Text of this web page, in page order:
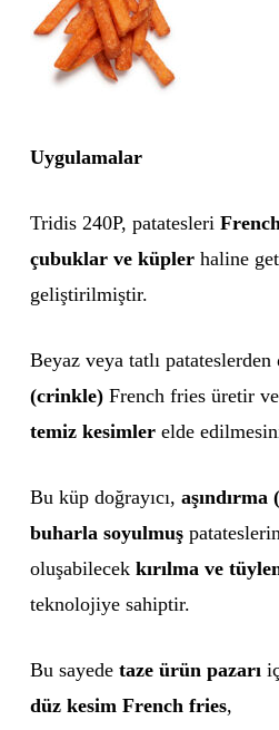
Uygulamalar
Tridis 240P, patatesleri
çubuklar ve küplerhaline
geliştirilmiştir.
Beyaz veya tatlı patateslerden
(crinkle)French fries üretir ve
temiz kesimlerelde
Bu küp doğrayıcı, aşındırma
buharla soyulmuş
oluşabilecek kırılma ve
teknolojiye sahiptir.
Bu sayede taze ürün pazarı
düz kesim French fries,